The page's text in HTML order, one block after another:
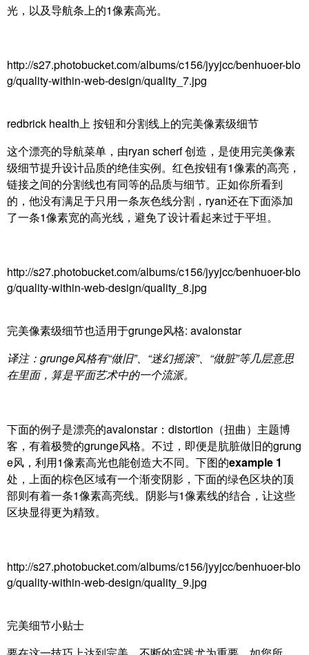
光，以及导航条上的1像素高光。
http://s27.photobucket.com/albums/c156/jyyjcc/benhuoer-blo
g/quality-within-web-design/quality_7.jpg
redbrick health上 按钮和分割线上的完美像素级细节
这个漂亮的导航菜单，由ryan scherf 创造，是使用完美像素
级细节提升设计品质的绝佳实例。红色按钮有1像素的高亮，
链接之间的分割线也有同等的品质与细节。正如你所看到
的，他没有满足于只用一条灰色线分割，ryan还在下面添加
了一条1像素宽的高光线，避免了设计看起来过于平坦。
http://s27.photobucket.com/albums/c156/jyyjcc/benhuoer-blo
g/quality-within-web-design/quality_8.jpg
完美像素级细节也适用于grunge风格: avalonstar
译注：grunge风格有“做旧”、“迷幻摇滚”、“做脏”等几层意思
在里面，算是平面艺术中的一个流派。
下面的例子是漂亮的avalonstar：distortion（扭曲）主题博
客，有着极赞的grunge风格。不过，即便是肮脏做旧的grung
e风，利用1像素高光也能创造大不同。下图的example 1
处，上面的棕色区域有一个渐变阴影，下面的绿色区块的顶
部则有着一条1像素高亮线。阴影与1像素线的结合，让这些
区块显得更为精致。
http://s27.photobucket.com/albums/c156/jyyjcc/benhuoer-blo
g/quality-within-web-design/quality_9.jpg
完美细节小贴士